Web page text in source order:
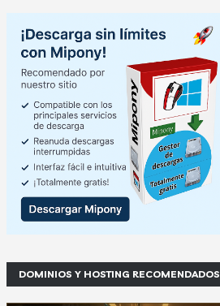
DOMINIOS Y HOSTING RECOMENDADOS